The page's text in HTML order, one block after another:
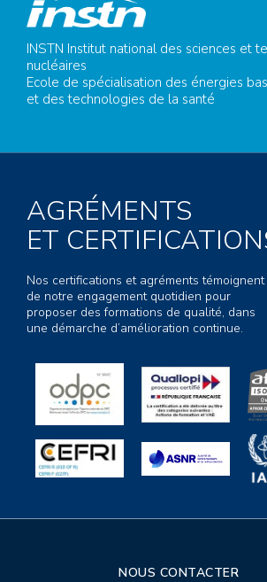
INSTN Institut national des sciences et
nucléaires
Ecole de spécialisation des énergies
et des technologies de la santé
AGRÉMENTS
ET
Nos certifications et agréments témoignent
de notre engagement quotidien pour
proposer des formations de qualité, dans
une démarche d’amélioration continue.
NOUS CONTACTER